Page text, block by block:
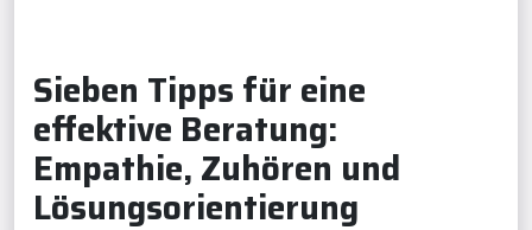
Sieben Tipps für eine
effektive Beratung:
Empathie, Zuhören und
Lösungsorientierung